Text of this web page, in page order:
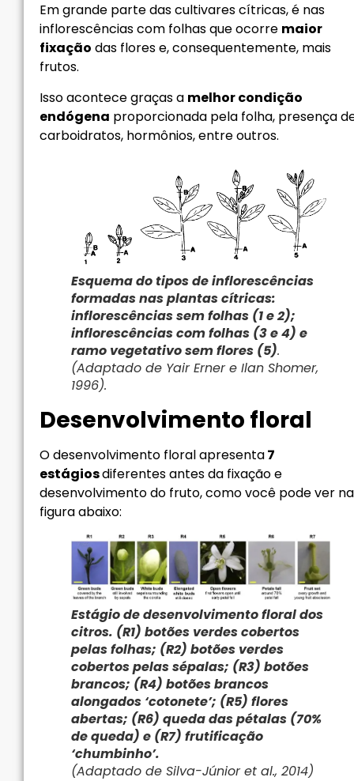
Em grande parte das cultivares cítricas, é nas
inflorescências com folhas que ocorre maior
fixação das flores e, consequentemente, mais
frutos.
Isso acontece graças a melhor condição
endógena proporcionada pela folha, presença
carboidratos, hormônios, entre outros.
Esquema do tipos de inflorescências
formadas nas plantas cítricas:
inflorescências sem folhas (1 e 2);
inflorescências com folhas (3 e 4) e
ramo vegetativo sem flores (5).
(Adaptado de Yair Erner e Ilan Shomer,
1996).
Desenvolvimento floral
O desenvolvimento floral apresenta7
estágiosdiferentes antes da fixação e
desenvolvimento do fruto, como você pode ver na
figura abaixo:
Estágio de desenvolvimento floral dos
citros. (R1) botões verdes cobertos
pelas folhas; (R2) botões verdes
cobertos pelas sépalas; (R3) botões
brancos; (R4) botões brancos
alongados ‘cotonete’; (R5) flores
abertas; (R6) queda das pétalas (70%
de queda) e (R7) frutificação
‘chumbinho’.
(Adaptado de Silva-Júnior et al., 2014)